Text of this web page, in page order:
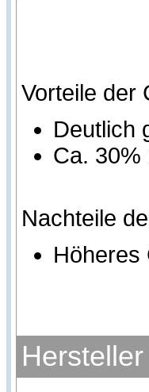
Vorteile der
Deutlich
Ca. 30%
Nachteile
Höheres
Hersteller